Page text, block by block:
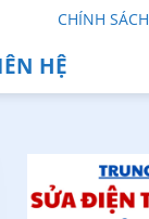
CHÍNH SÁCH
HỆ